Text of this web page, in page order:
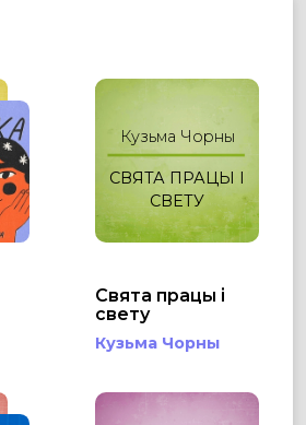
Кузьма Чорны
СВЯТА ПРАЦЫ І
СВЕТУ
Свята працы і
свету
Кузьма Чорны